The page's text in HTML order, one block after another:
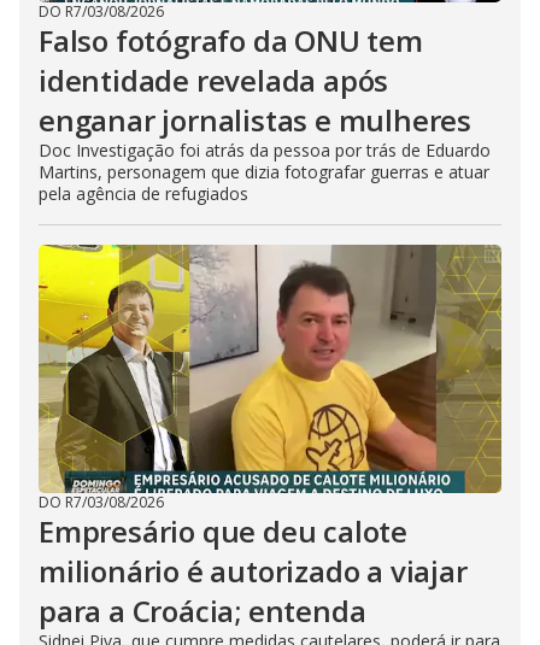
DO R7/03/08/2026
Falso fotógrafo da ONU tem
identidade revelada após
enganar jornalistas e mulheres
Doc Investigação foi atrás da pessoa por trás de Eduardo
Martins, personagem que dizia fotografar guerras e atuar
pela agência de refugiados
DO R7/03/08/2026
Empresário que deu calote
milionário é autorizado a viajar
para a Croácia; entenda